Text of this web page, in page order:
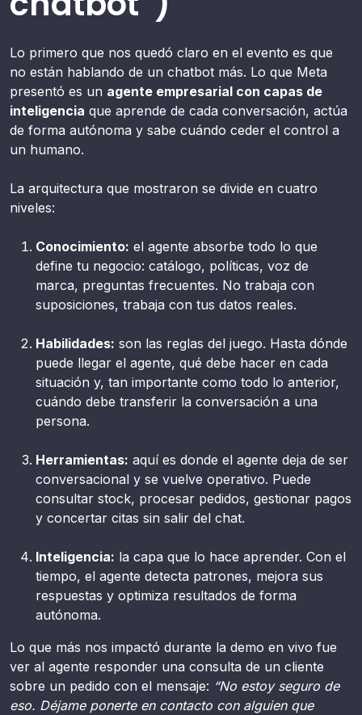
Lo primero que nos quedó claro en el evento es que
no están hablando de un chatbot más. Lo que Meta
presentó es un agente empresarial con capas de
inteligencia que aprende de cada conversación, actúa
de forma autónoma y sabe cuándo ceder el control a
un humano.
La arquitectura que mostraron se divide en cuatro
niveles:
Conocimiento: el agente absorbe todo lo que
define tu negocio: catálogo, políticas, voz de
marca, preguntas frecuentes. No trabaja con
suposiciones, trabaja con tus datos reales.
Habilidades: son las reglas del juego. Hasta dónde
puede llegar el agente, qué debe hacer en cada
situación y, tan importante como todo lo anterior,
cuándo debe transferir la conversación a una
persona.
Herramientas: aquí es donde el agente deja de ser
conversacional y se vuelve operativo. Puede
consultar stock, procesar pedidos, gestionar pagos
y concertar citas sin salir del chat.
Inteligencia: la capa que lo hace aprender. Con el
tiempo, el agente detecta patrones, mejora sus
respuestas y optimiza resultados de forma
autónoma.
Lo que más nos impactó durante la demo en vivo fue
ver al agente responder una consulta de un cliente
sobre un pedido con el mensaje: “No estoy seguro de
eso. Déjame ponerte en contacto con alguien que